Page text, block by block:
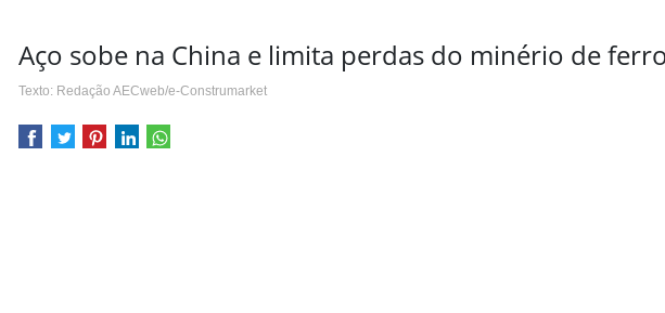
Aço sobe na China e limita perdas do minério de
Texto: Redação AECweb/e-Construmarket